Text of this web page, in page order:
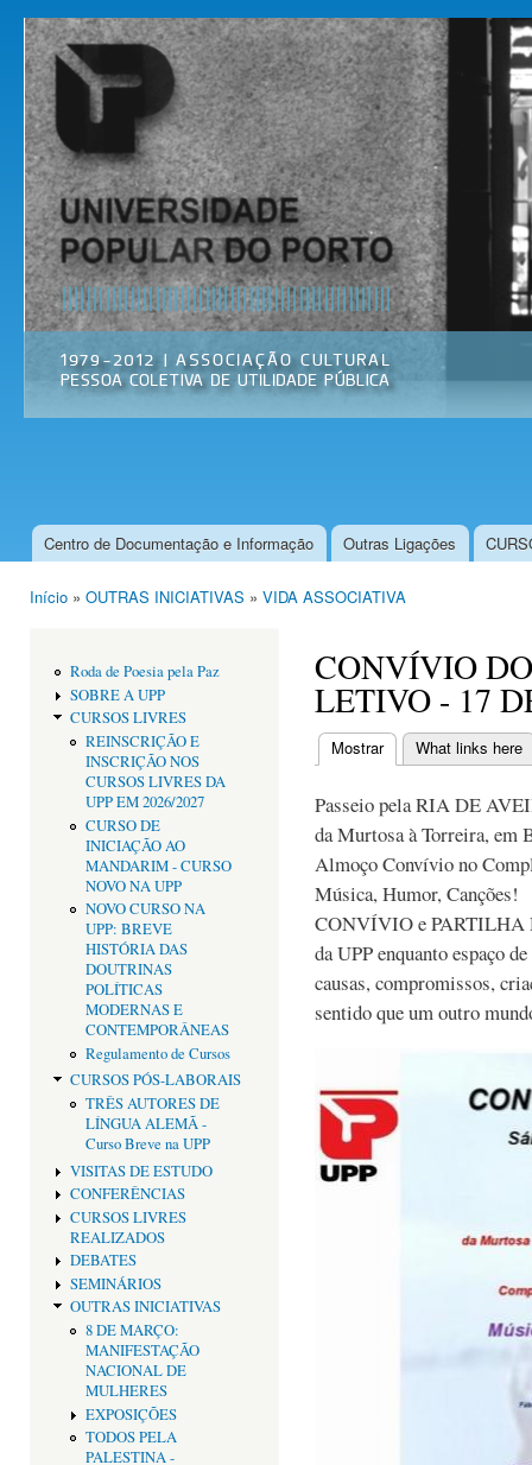
Universidade
Popular do
Porto
Associação
Cultural
Menu principal
Centro de Documentação e Informação Outras Ligações
Início » OUTRAS INICIATIVAS » VIDA ASSOCIATIVA
Roda de Poesia pela Paz
SOBRE A UPP
CURSOS LIVRES
REINSCRIÇÃO E
INSCRIÇÃO NOS
CURSOS LIVRES DA
UPP EM 2026/2027
CURSO DE
INICIAÇÃO AO
MANDARIM - CURSO
NOVO NA UPP
NOVO CURSO NA
UPP: BREVE
HISTÓRIA DAS
DOUTRINAS
POLÍTICAS
MODERNAS E
CONTEMPORÂNEAS
Regulamento de Cursos
CURSOS PÓS-LABORAIS
TRÊS AUTORES DE
LÍNGUA ALEMÃ -
Curso Breve na UPP
VISITAS DE ESTUDO
CONFERÊNCIAS
CURSOS LIVRES
REALIZADOS
DEBATES
SEMINÁRIOS
OUTRAS INICIATIVAS
8 DE MARÇO:
MANIFESTAÇÃO
NACIONAL DE
MULHERES
EXPOSIÇÕES
TODOS PELA
PALESTINA -
CONVÍVIO
LETIVO - 17
Separadores
Mostrar(separador ativo)
What links here
Passeio pela RIA DE
da Murtosa à Torreira, em
Almoço Convívio no
Música, Humor, Canções!
CONVÍVIO e PARTILHA
da UPP enquanto espaço
causas, compromissos,
sentido que um outro